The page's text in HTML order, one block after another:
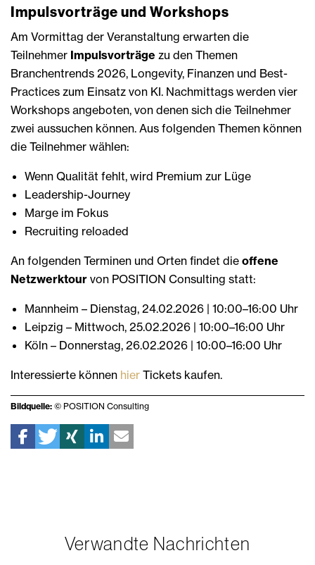
Impulsvorträge und Workshops
Am Vormittag der Veranstaltung erwarten die
Teilnehmer Impulsvorträge zu den Themen
Branchentrends 2026, Longevity, Finanzen und Best-
Practices zum Einsatz von KI. Nachmittags werden vier
Workshops angeboten, von denen sich die Teilnehmer
zwei aussuchen können. Aus folgenden Themen können
die Teilnehmer wählen:
Wenn Qualität fehlt, wird Premium zur Lüge
Leadership-Journey
Marge im Fokus
Recruiting reloaded
An folgenden Terminen und Orten findet die offene
Netzwerktour von POSITION Consulting statt:
Mannheim – Dienstag, 24.02.2026 | 10:00–16:00 Uhr
Leipzig – Mittwoch, 25.02.2026 | 10:00–16:00 Uhr
Köln – Donnerstag, 26.02.2026 | 10:00–16:00 Uhr
Interessierte können hier Tickets kaufen.
Bildquelle: © POSITION Consulting
Verwandte Nachrichten